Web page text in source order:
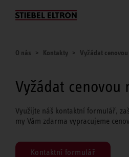
O nás
O nás Kontakty Vyžádat
Vyžádat cenovou
Využijte náš kontaktní formulář,
my Vám zdarma vypracujeme
Kontaktní formulář